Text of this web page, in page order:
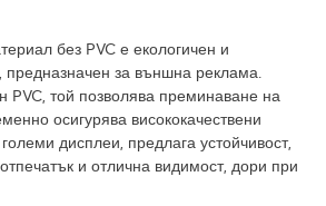
без PVC е екологичен и
предназначен за външна реклама.
PVC, той позволява преминаване на
осигурява висококачествени
дисплеи, предлага устойчивост,
и отлична видимост, дори при